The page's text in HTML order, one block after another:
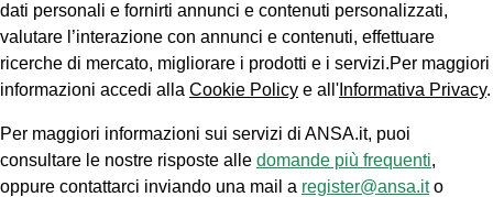
dati personali e fornirti annunci e contenuti personalizzati,
valutare l’interazione con annunci e contenuti, effettuare
ricerche di mercato, migliorare i prodotti e i servizi.Per maggiori
informazioni accedi alla Cookie Policy e all' Informativa Privacy.
Per maggiori informazioni sui servizi di ANSA.it, puoi
consultare le nostre risposte alle domande più frequenti,
oppure contattarci inviando una mail a register@ansa.ito